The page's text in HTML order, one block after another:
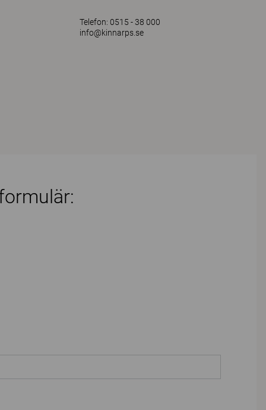
Telefon: 0515 - 38 000
info@kinnarps.se